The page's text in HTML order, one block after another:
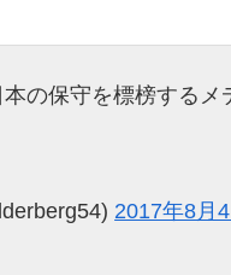
の保守を標榜するメ
2017年8月4